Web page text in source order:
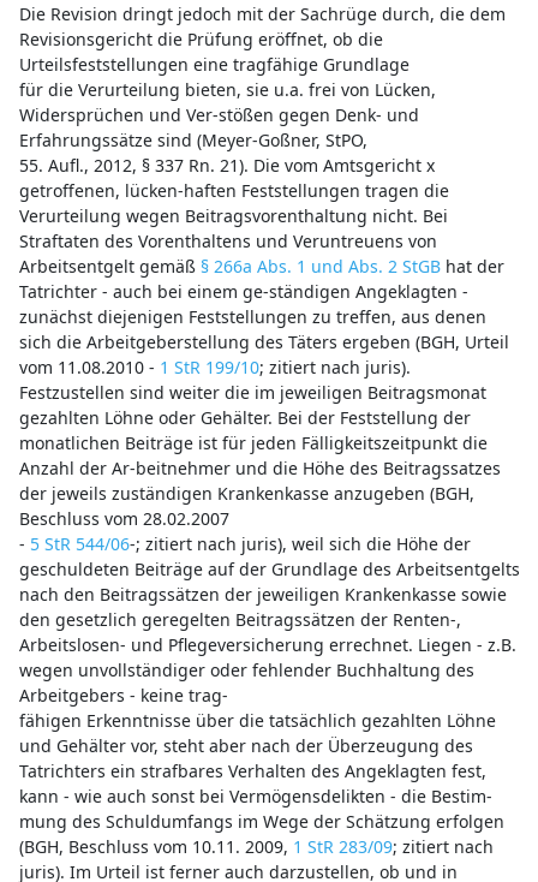
Die Revision dringt jedoch mit der Sachrüge durch, die dem
Revisionsgericht die Prüfung eröffnet, ob die
Urteilsfeststellungen eine tragfähige Grundlage
für die Verurteilung bieten, sie u.a. frei von Lücken,
Widersprüchen und Ver-stößen gegen Denk- und
Erfahrungssätze sind (Meyer-Goßner, StPO,
55. Aufl., 2012, § 337 Rn. 21). Die vom Amtsgericht x
getroffenen, lücken-haften Feststellungen tragen die
Verurteilung wegen Beitragsvorenthaltung nicht. Bei
Straftaten des Vorenthaltens und Veruntreuens von
Arbeitsentgelt gemäß § 266a Abs. 1 und Abs. 2 StGBhat der
Tatrichter - auch bei einem ge-ständigen Angeklagten -
zunächst diejenigen Feststellungen zu treffen, aus denen
sich die Arbeitgeberstellung des Täters ergeben (BGH, Urteil
vom 11.08.2010 - 1 StR 199/10; zitiert nach juris).
Festzustellen sind weiter die im jeweiligen Beitragsmonat
gezahlten Löhne oder Gehälter. Bei der Feststellung der
monatlichen Beiträge ist für jeden Fälligkeitszeitpunkt die
Anzahl der Ar-beitnehmer und die Höhe des Beitragssatzes
der jeweils zuständigen Krankenkasse anzugeben (BGH,
Beschluss vom 28.02.2007
- 5 StR 544/06-; zitiert nach juris), weil sich die Höhe der
geschuldeten Beiträge auf der Grundlage des Arbeitsentgelts
nach den Beitragssätzen der jeweiligen Krankenkasse sowie
den gesetzlich geregelten Beitragssätzen der Renten-,
Arbeitslosen- und Pflegeversicherung errechnet. Liegen - z.B.
wegen unvollständiger oder fehlender Buchhaltung des
Arbeitgebers - keine trag-
fähigen Erkenntnisse über die tatsächlich gezahlten Löhne
und Gehälter vor, steht aber nach der Überzeugung des
Tatrichters ein strafbares Verhalten des Angeklagten fest,
kann - wie auch sonst bei Vermögensdelikten - die Bestim-
mung des Schuldumfangs im Wege der Schätzung erfolgen
(BGH, Beschluss vom 10.11. 2009, 1 StR 283/09; zitiert nach
juris). Im Urteil ist ferner auch darzustellen, ob und in